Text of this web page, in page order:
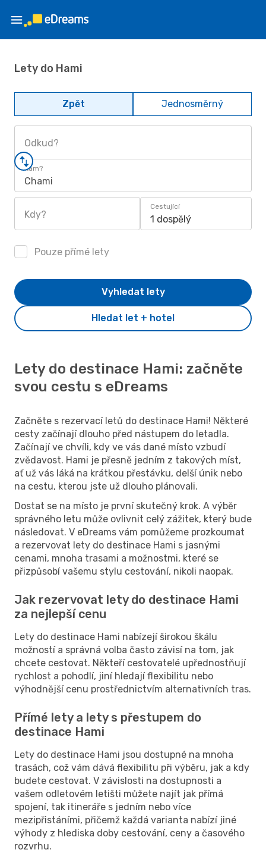
Lety do Hami
Zpět Jednosměrný
Odkud?
Kam?
Chami
Kdy?
Cestující
1 dospělý
Pouze přímé lety
Hledat let + hotel
Vyhledat lety
Lety do destinace Hami: začněte
svou cestu s eDreams
Začněte s rezervací letů do destinace Hami! Některé
cesty začínají dlouho před nástupem do letadla.
Začínají ve chvíli, kdy ve vás dané místo vzbudí
zvědavost. Hami je přesně jedním z takových míst,
ať už vás láká na krátkou přestávku, delší únik nebo
na cestu, kterou jste už dlouho plánovali.
Dostat se na místo je první skutečný krok. A výběr
správného letu může ovlivnit celý zážitek, který bude
následovat. V eDreams vám pomůžeme prozkoumat
a rezervovat lety do destinace Hami s jasnými
cenami, mnoha trasami a možnostmi, které se
přizpůsobí vašemu stylu cestování, nikoli naopak.
Jak rezervovat lety do destinace Hami
za nejlepší cenu
Lety do destinace Hami nabízejí širokou škálu
možností a správná volba často závisí na tom, jak
chcete cestovat. Někteří cestovatelé upřednostňují
rychlost a pohodlí, jiní hledají flexibilitu nebo
výhodnější cenu prostřednictvím alternativních tras.
Přímé lety a lety s přestupem do
destinace Hami
Lety do destinace Hami jsou dostupné na mnoha
trasách, což vám dává flexibilitu při výběru, jak a kdy
budete cestovat. V závislosti na dostupnosti a
vašem odletovém letišti můžete najít jak přímá
spojení, tak itineráře s jedním nebo více
mezipřistáními, přičemž každá varianta nabízí jiné
výhody z hlediska doby cestování, ceny a časového
rozvrhu.